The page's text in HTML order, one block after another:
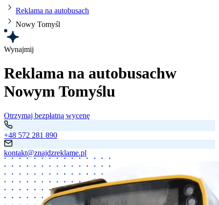
Reklama na autobusach
Nowy Tomyśl
Wynajmij
Reklama na autobusachw
Nowym Tomyślu
Otrzymaj bezpłatną wycenę
+48 572 281 890
kontakt@znajdzreklame.pl